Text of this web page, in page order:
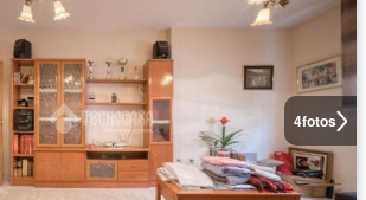
4fotos